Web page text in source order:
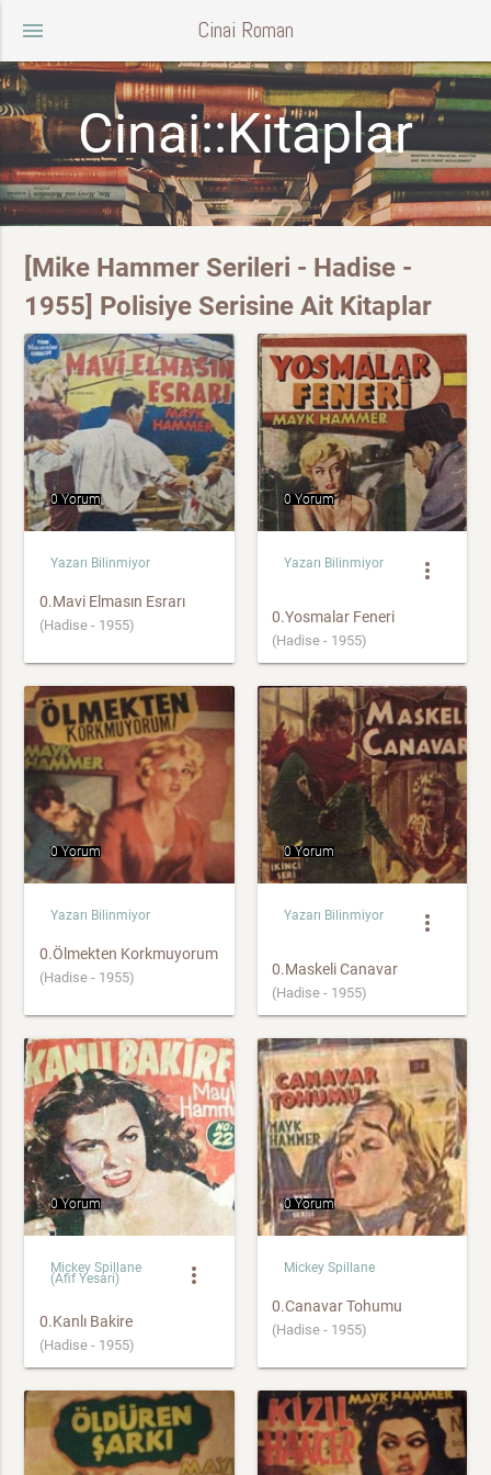
menu Cinai Roman
Cinai::Kitaplar
[Mike Hammer Serileri - Hadise -
1955] Polisiye Serisine Ait Kitaplar
0 Yorum
Yazarı Bilinmiyor
0.Mavi Elmasın Esrarı
(Hadise - 1955)
0 Yorum
Yazarı Bilinmiyor more_vert
0.Yosmalar Feneri
(Hadise - 1955)
0 Yorum
Yazarı Bilinmiyor
0.Ölmekten Korkmuyorum
(Hadise - 1955)
0 Yorum
Yazarı Bilinmiyor more_vert
0.Maskeli Canavar
(Hadise - 1955)
0 Yorum
Mickey Spillane
(Afif Yesari) more_vert
0.Kanlı Bakire
(Hadise - 1955)
0 Yorum
Mickey Spillane
0.Canavar Tohumu
(Hadise - 1955)